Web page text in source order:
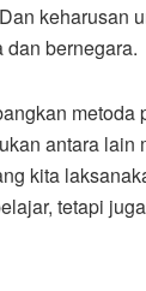
keharusan
bernegara.
antara lain
kita
tetapi